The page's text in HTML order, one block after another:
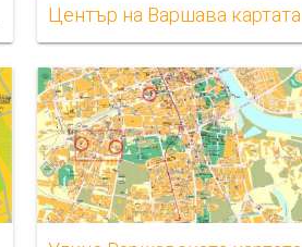
Център на Варшава картата